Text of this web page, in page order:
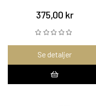
375,00 kr
Se detaljer